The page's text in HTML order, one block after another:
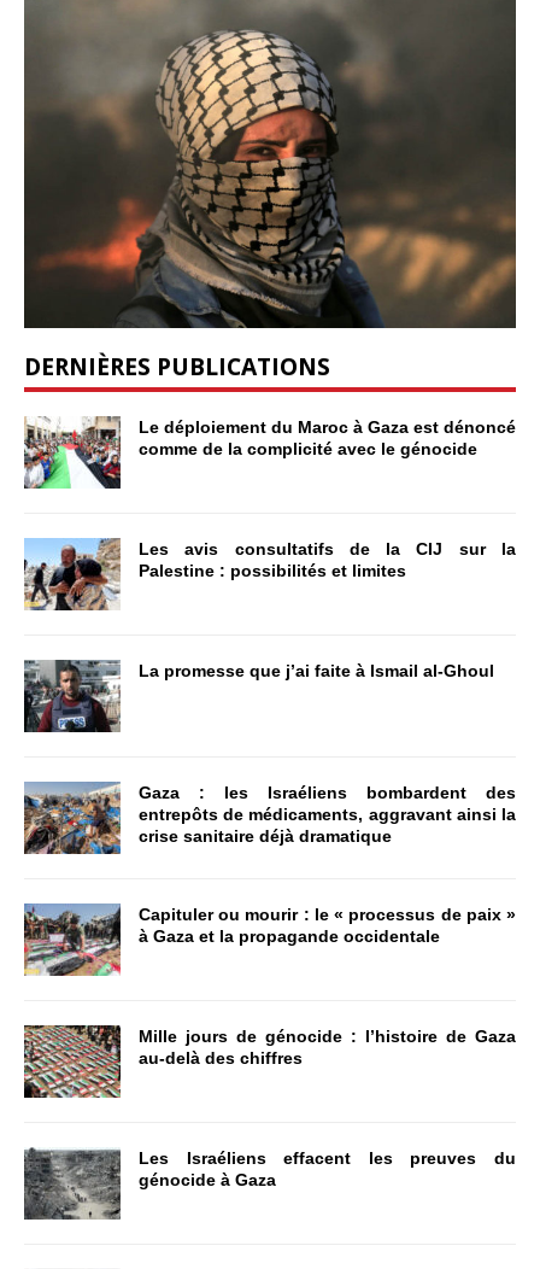
DERNIÈRES PUBLICATIONS
Le déploiement du Maroc à Gaza est dénoncé
comme de la complicité avec le génocide
Les avis consultatifs de la CIJ sur la
Palestine : possibilités et limites
La promesse que j’ai faite à Ismail al-Ghoul
Gaza : les Israéliens bombardent des
entrepôts de médicaments, aggravant ainsi la
crise sanitaire déjà dramatique
Capituler ou mourir : le « processus de paix »
à Gaza et la propagande occidentale
Mille jours de génocide : l’histoire de Gaza
au-delà des chiffres
Les Israéliens effacent les preuves du
génocide à Gaza